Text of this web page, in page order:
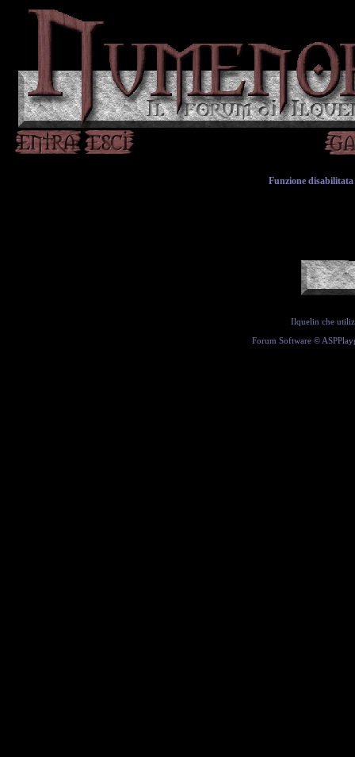
Funzione disabilitata
Ilquelin che
Forum Software ©